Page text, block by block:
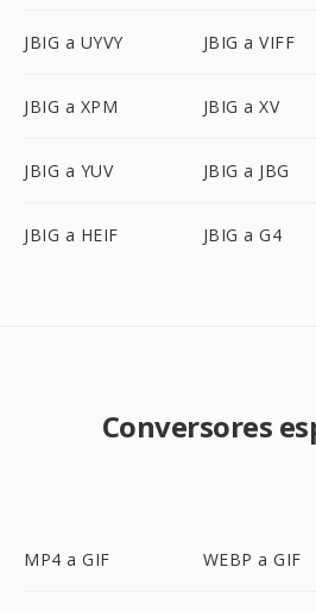
JBIG a UYVY JBIG a VIFF
JBIG a XPM JBIG a XV
JBIG a YUV JBIG a JBG
JBIG a HEIF JBIG a G4
Conversores
MP4 a GIF WEBP a GIF